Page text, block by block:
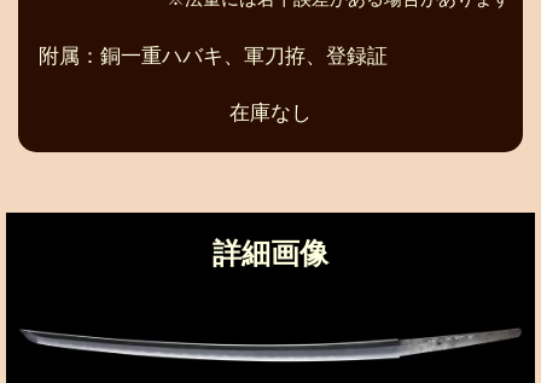
附属：銅一重ハバキ、軍刀拵、登録証
在庫なし
詳細画像